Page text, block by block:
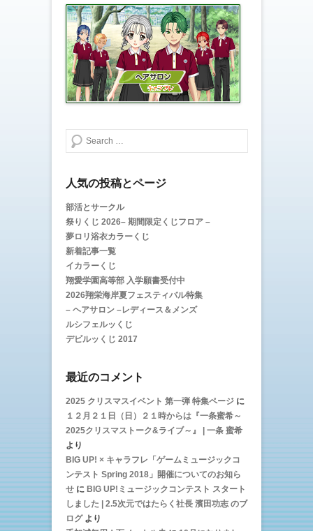
で
共
有
(
新
し
い
ウ
ィ
ン
ド
ウ
で
ま
す
に
は
ク
リ
ッ
ク
し
て
く
だ
さ
い
(
い
で
開
ま
す
)
検索する
人気の投稿とページ
部活とサークル
祭りくじ 2026– 期間限定くじフロア –
夢ロリ浴衣カラーくじ
新着記事一覧
イカラーくじ
翔愛学園高等部 入学願書受付中
2026翔栄海岸夏フェスティバル特集
– ヘアサロン –レディース＆メンズ
ルシフェルッくじ
デビルッくじ 2017
最近のコメント
2025 クリスマスイベント 第一弾 特集ページ に
１２月２１日（日）２１時からは『一条蜜希～
2025クリスマストーク&ライブ～』 | 一条 蜜希
より
BIG UP! × キャラフレ「ゲームミュージックコ
ンテスト Spring 2018」開催についてのお知ら
せ に BIG UP!ミュージックコンテスト スタート
しました | 2.5次元ではたらく社長 濱田功志 のブ
ログより